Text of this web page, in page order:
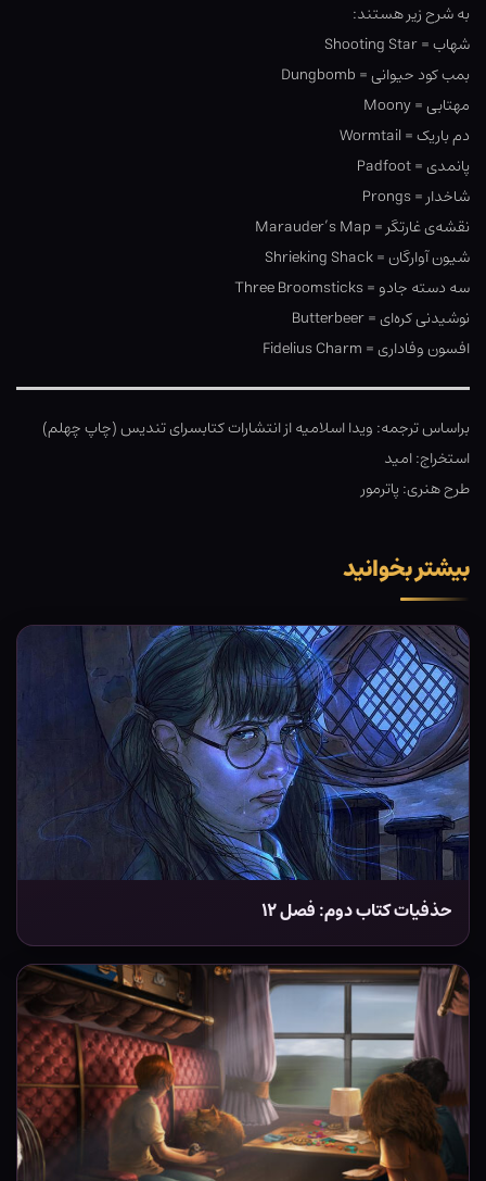
به شرح زیر هستند:
شهاب = Shooting Star
بمب کود حیوانی = Dungbomb
مهتابی = Moony
دم باریک = Wormtail
پانمدی = Padfoot
شاخدار = Prongs
نقشه‌ی غارتگر = Marauder’s Map
شیون آوارگان = Shrieking Shack
سه دسته جادو = Three Broomsticks
نوشیدنی کره‌ای = Butterbeer
افسون وفاداری = Fidelius Charm
براساس ترجمه: ویدا اسلامیه از انتشارات کتابسرای تندیس (چاپ چهلم)
استخراج: امید
طرح هنری: پاترمور
بیشتر بخوانید
حذفیات کتاب دوم: فصل ۱۲